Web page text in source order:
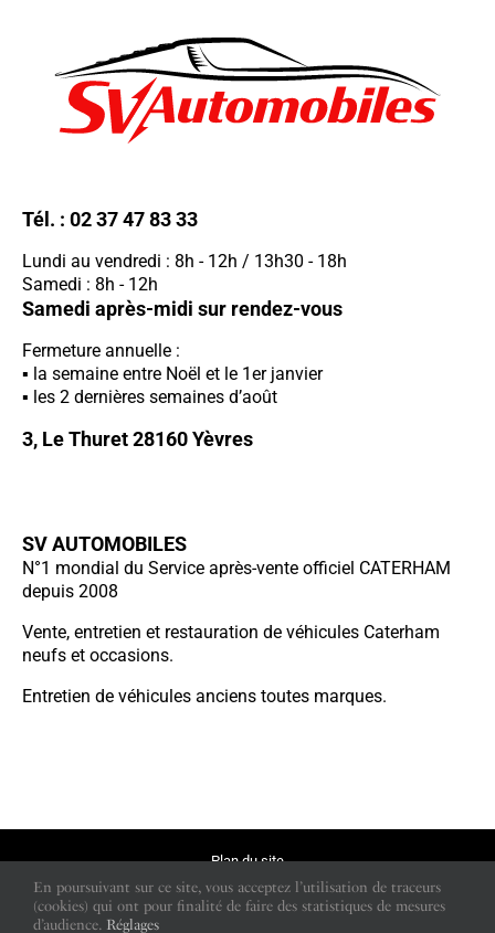
Tél. : 02 37 47 83 33
Lundi au vendredi : 8h - 12h / 13h30 - 18h
Samedi : 8h - 12h
Samedi après-midi sur rendez-vous
Fermeture annuelle :
la semaine entre Noël et le 1er janvier
les 2 dernières semaines d’août
3, Le Thuret 28160 Yèvres
SV AUTOMOBILES
N°1 mondial du Service après-vente officiel CATERHAM
depuis 2008
Vente, entretien et restauration de véhicules Caterham
neufs et occasions.
Entretien de véhicules anciens toutes marques.
Plan du site
Mentions légales
En poursuivant sur ce site, vous acceptez l’utilisation de traceurs
(cookies) qui ont pour finalité de faire des statistiques de mesures
d’audience. Réglages